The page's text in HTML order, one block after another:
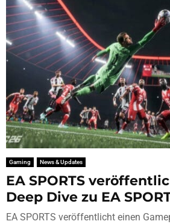
Gaming News & Updates
EA SPORTS
Deep Dive zu EA
EA SPORTS veröffentlicht einen